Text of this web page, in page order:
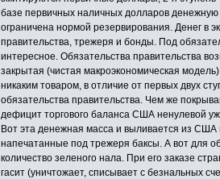
базе первичных наличных долларов
ограничена нормой резервирования. Денег в
правительства, трежеря и бонды. Под
интересное. Обязательства правительства
закрытая (чистая макроэкономическая
никаким товаром, в отличие от первых двух
обязательства правительства. Чем же
дефицит торгового баланса США ненулевой
Вот эта денежная масса и выливается из
напечатанные под трежеря баксы. А вот для
количество зеленого нала. При его заказе
гасит (уничтожает, списывает с безнальных